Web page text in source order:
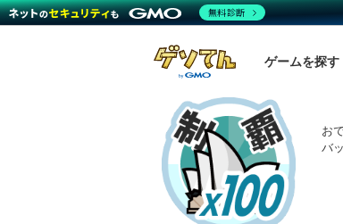
ゲームを探す
お
バ
無料診断